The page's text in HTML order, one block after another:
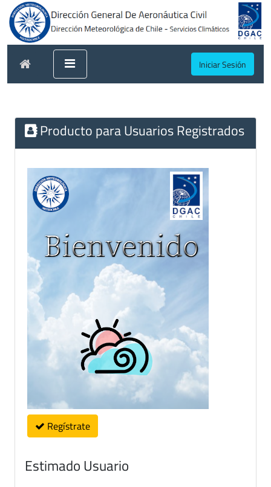
Iniciar Sesión
Producto para Usuarios Registrados
Regístrate
Estimado Usuario